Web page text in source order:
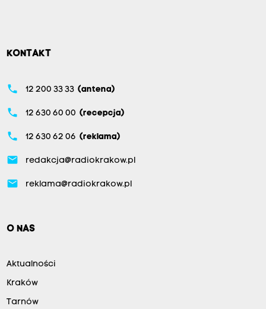
KONTAKT
phone 12 200 33 33 (antena)
phone 12 630 60 00 (recepcja)
phone 12 630 62 06 (reklama)
email redakcja@radiokrakow.pl
email reklama@radiokrakow.pl
O NAS
Aktualności
Kraków
Tarnów